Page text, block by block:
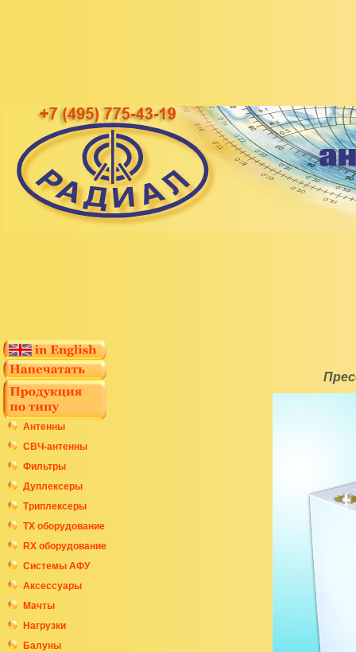
Антенны
СВЧ-антенны
Фильтры
Дуплексеры
Триплексеры
ТХ оборудование
RX оборудование
Системы АФУ
Аксессуары
Мачты
Нагрузки
Балуны